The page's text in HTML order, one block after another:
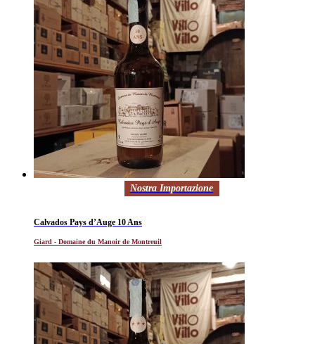
Nostra Importazione
Calvados Pays d’Auge 10 Ans
Giard - Domaine du Manoir de Montreuil